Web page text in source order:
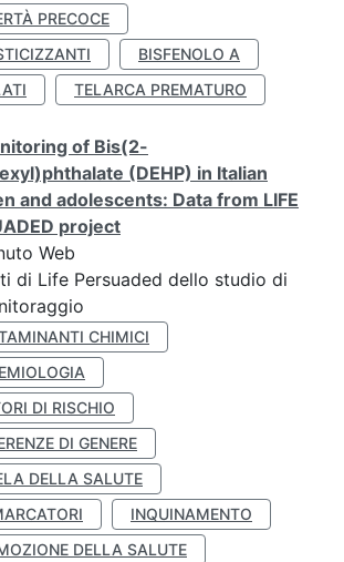
PRECOCE
BISFENOLO A
TELARCA PREMATURO
of Bis(2-
(DEHP) in Italian
and adolescents: Data from LIFE
project
Web
di Life Persuaded dello studio di
CHIMICI
DI RISCHIO
DI GENERE
DELLA SALUTE
INQUINAMENTO
DELLA SALUTE